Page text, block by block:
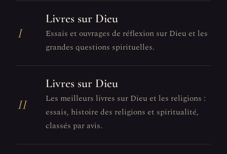
I
Livres sur Dieu
Essais et ouvrages de réflexion sur Dieu et les
grandes questions spirituelles.
II
Livres sur Dieu
Les meilleurs livres sur Dieu et les religions :
essais, histoire des religions et spiritualité,
classés par avis.